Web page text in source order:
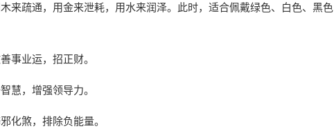
来疏通，用金来泄耗，用水来润泽。此时，适合佩戴绿色、白色、黑色
事业运，招正财。
慧，增强领导力。
化煞，排除负能量。